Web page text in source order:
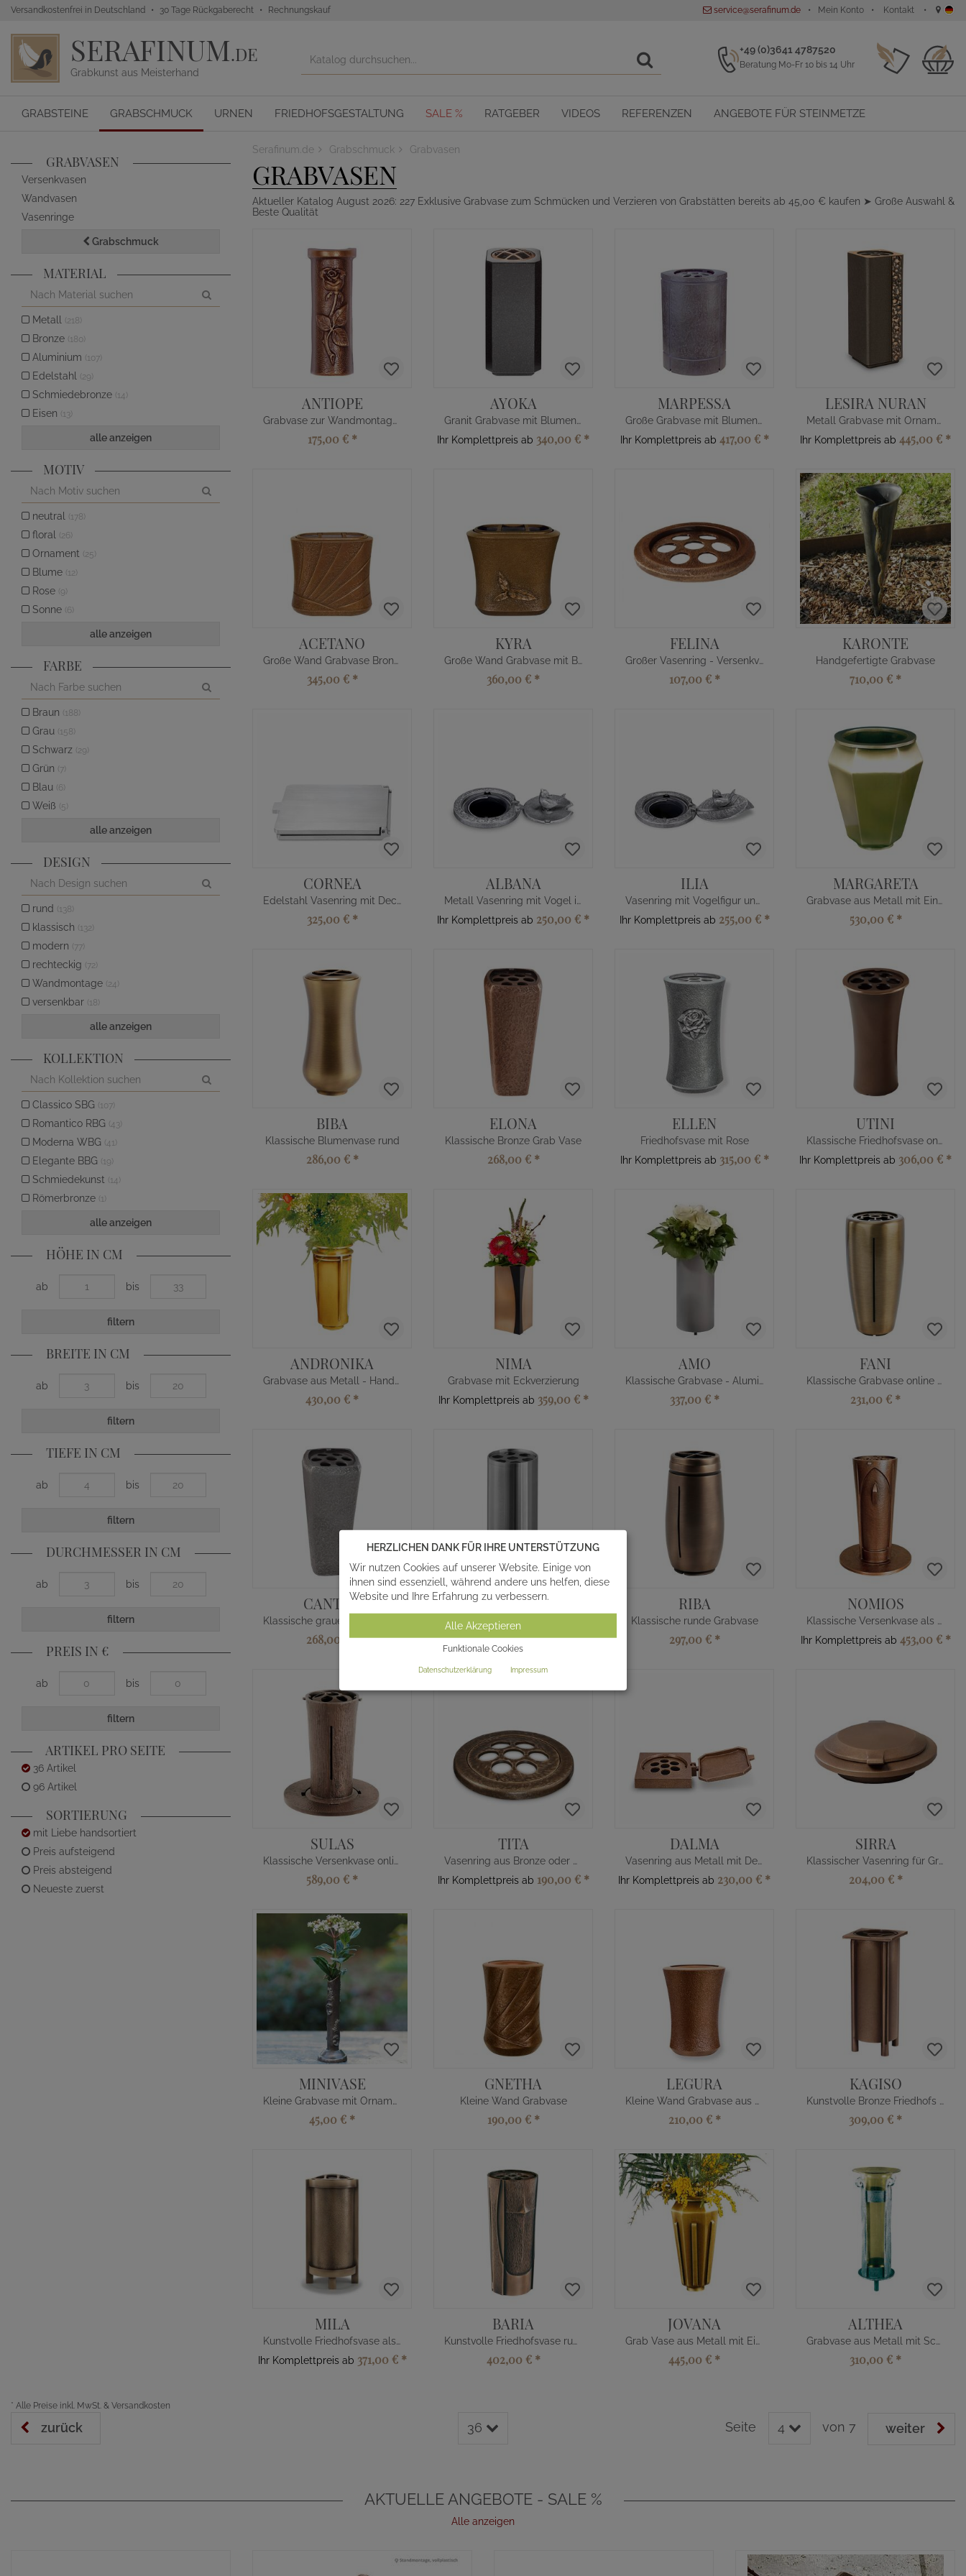
Versandkostenfrei in Deutschland 30 Tage Rückgaberecht Rechnungskauf service@serafinum.de Mein Konto Kontakt
SERAFINUM.DE
Grabkunst aus Meisterhand
+49 (0)3641 4787520
Beratung Mo-Fr 10 bis 14 Uhr
GRABSTEINE GRABSCHMUCK URNEN FRIEDHOFSGESTALTUNG SALE % RATGEBER VIDEOS REFERENZEN ANGEBOTE FÜR STEINMETZE
Serafinum.de Grabschmuck Grabvasen
GRABVASEN
Aktueller Katalog August 2026: 227 Exklusive Grabvase zum Schmücken und Verzieren von Grabstätten bereits ab 45,00 € kaufen ➤ Große Auswahl &
Beste Qualität
ANTIOPE
Grabvase zur Wandmontage mit Rose
175,00 € *
AYOKA
Granit Grabvase mit Blumenverteiler
Ihr Komplettpreis ab 340,00 € *
MARPESSA
Große Grabvase mit Blumenverteiler
Ihr Komplettpreis ab 417,00 € *
LESIRA NURAN
Metall Grabvase mit Ornament
Ihr Komplettpreis ab 445,00 € *
ACETANO
Große Wand Grabvase Bronze
345,00 € *
KYRA
Große Wand Grabvase mit Blättern
360,00 € *
FELINA
Großer Vasenring - Versenkvase
107,00 € *
KARONTE
Handgefertigte Grabvase
710,00 € *
CORNEA
Edelstahl Vasenring mit Deckel
325,00 € *
ALBANA
Metall Vasenring mit Vogel im Deckel
Ihr Komplettpreis ab 250,00 € *
ILIA
Vasenring mit Vogelfigur und Blatt
Ihr Komplettpreis ab 255,00 € *
MARGARETA
Grabvase aus Metall mit Einsatz
530,00 € *
BIBA
Klassische Blumenvase rund
286,00 € *
ELONA
Klassische Bronze Grab Vase
268,00 € *
ELLEN
Friedhofsvase mit Rose
Ihr Komplettpreis ab 315,00 € *
UTINI
Klassische Friedhofsvase online kaufen
Ihr Komplettpreis ab 306,00 € *
ANDRONIKA
Grabvase aus Metall - Handarbeit
430,00 € *
NIMA
Grabvase mit Eckverzierung
Ihr Komplettpreis ab 359,00 € *
AMO
Klassische Grabvase - Aluminium
337,00 € *
FANI
Klassische Grabvase online kaufen
231,00 € *
CANTHA
268,00 €*
ATOS
Ihr Komplettpreis ab354,00 €*
RIBA
Klassische runde Grabvase
297,00 € *
NOMIOS
Klassische Versenkvase als Grabschmuck
Ihr Komplettpreis ab 453,00 € *
SULAS
Klassische Versenkvase online kaufen
589,00 € *
TITA
Vasenring aus Bronze oder Alu
Ihr Komplettpreis ab 190,00 € *
DALMA
Vasenring aus Metall mit Deckel
Ihr Komplettpreis ab 230,00 € *
SIRRA
Klassischer Vasenring für Grabvase
204,00 € *
MINIVASE
Kleine Grabvase mit Ornamenten
45,00 € *
GNETHA
Kleine Wand Grabvase
190,00 € *
LEGURA
Kleine Wand Grabvase aus Bronze
210,00 € *
KAGISO
Kunstvolle Bronze Friedhofs Blumenvase
309,00 € *
MILA
Kunstvolle Friedhofsvase als Grabschmuck
Ihr Komplettpreis ab 371,00 € *
BARIA
Kunstvolle Friedhofsvase rund
402,00 € *
JOVANA
Grab Vase aus Metall mit Einsatz
445,00 € *
ALTHEA
Grabvase aus Metall mit Schnörkeln
310,00 € *
GRABVASEN
Versenkvasen
Wandvasen
Vasenringe
Grabschmuck
MATERIAL
Metall (218)
Bronze (180)
Aluminium (107)
Edelstahl (29)
Schmiedebronze (14)
Eisen (13)
alle anzeigen
MOTIV
neutral (178)
floral (26)
Ornament (25)
Blume (12)
Rose (9)
Sonne (6)
alle anzeigen
FARBE
Braun (188)
Grau (158)
Schwarz (29)
Grün (7)
Blau (6)
Weiß (5)
alle anzeigen
DESIGN
rund (138)
klassisch (132)
modern (77)
rechteckig (72)
Wandmontage (24)
versenkbar (18)
alle anzeigen
KOLLEKTION
Classico SBG (107)
Romantico RBG (43)
Moderna WBG (41)
Elegante BBG (19)
Schmiedekunst (14)
Römerbronze (1)
alle anzeigen
HÖHE IN CM
ab bis
filtern
BREITE IN CM
ab bis
filtern
TIEFE IN CM
ab bis
filtern
DURCHMESSER IN CM
ab bis
filtern
PREIS IN €
ab bis
filtern
ARTIKEL PRO SEITE
36 Artikel
96 Artikel
SORTIERUNG
mit Liebe handsortiert
Preis aufsteigend
Preis absteigend
Neueste zuerst
* Alle Preise inkl. MwSt. & Versandkosten
zurück 36 Seite 4 von 7 weiter
AKTUELLE ANGEBOTE - SALE %
Alle anzeigen
HERZLICHEN DANK FÜR IHRE UNTERSTÜTZUNG
Wir nutzen Cookies auf unserer Website. Einige von
ihnen sind essenziell, während andere uns helfen, diese
Website und Ihre Erfahrung zu verbessern.
Alle Akzeptieren
Funktionale Cookies
Datenschutzerklärung Impressum